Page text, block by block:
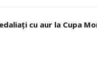
cu aur la Cupa